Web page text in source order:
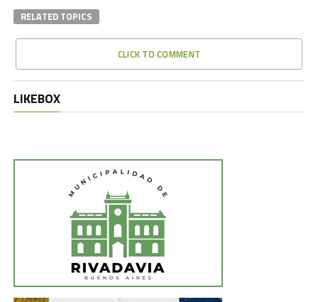
RELATED TOPICS
CLICK TO COMMENT
LIKEBOX